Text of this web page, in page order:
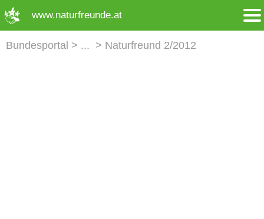
www.naturfreunde.at
Bundesportal Naturfreund 2/2012